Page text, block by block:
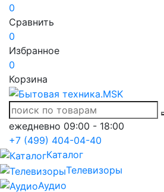
0
Сравнить
0
Избранное
0
Корзина
ежедневно 09:00 - 18:00
+7 (499) 404-04-40
Каталог
Телевизоры
Аудио